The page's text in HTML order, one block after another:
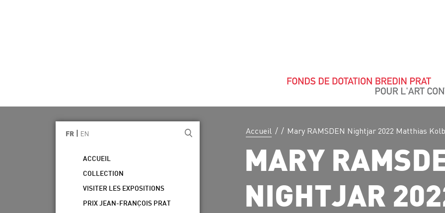
Accueil / / Mary RAMSDEN Nightjar 2022 Matthias
MARY
NIGHTJAR
FR EN
ACCUEIL
COLLECTION
VISITER LES EXPOSITIONS
PRIX JEAN-FRANÇOIS PRAT